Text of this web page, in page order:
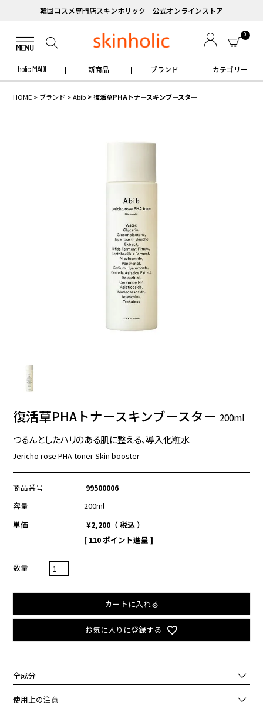
韓国コスメ専門店スキンホリック 公式オンラインストア
0
holic MADE 新商品 ブランド カテゴリー
HOME ブランド Abib 復活草PHAトナースキンブースター
復活草PHAトナースキンブースター 200ml
つるんとしたハリのある肌に整える、導入化粧水
Jericho rose PHA toner Skin booster
商品番号
99500006
容量
200ml
単価
¥2,200
税込
[ 110ポイント進呈 ]
お気に入りに登録する
カートに入れる
全成分
水、プロパンジオール、ＢＧ、グルコノラクトン、グリセリン、ナイ
アシンアミド、２，３－ブタンジオール、トロメタミン、１，２－ヘ
使用上の注意
✧